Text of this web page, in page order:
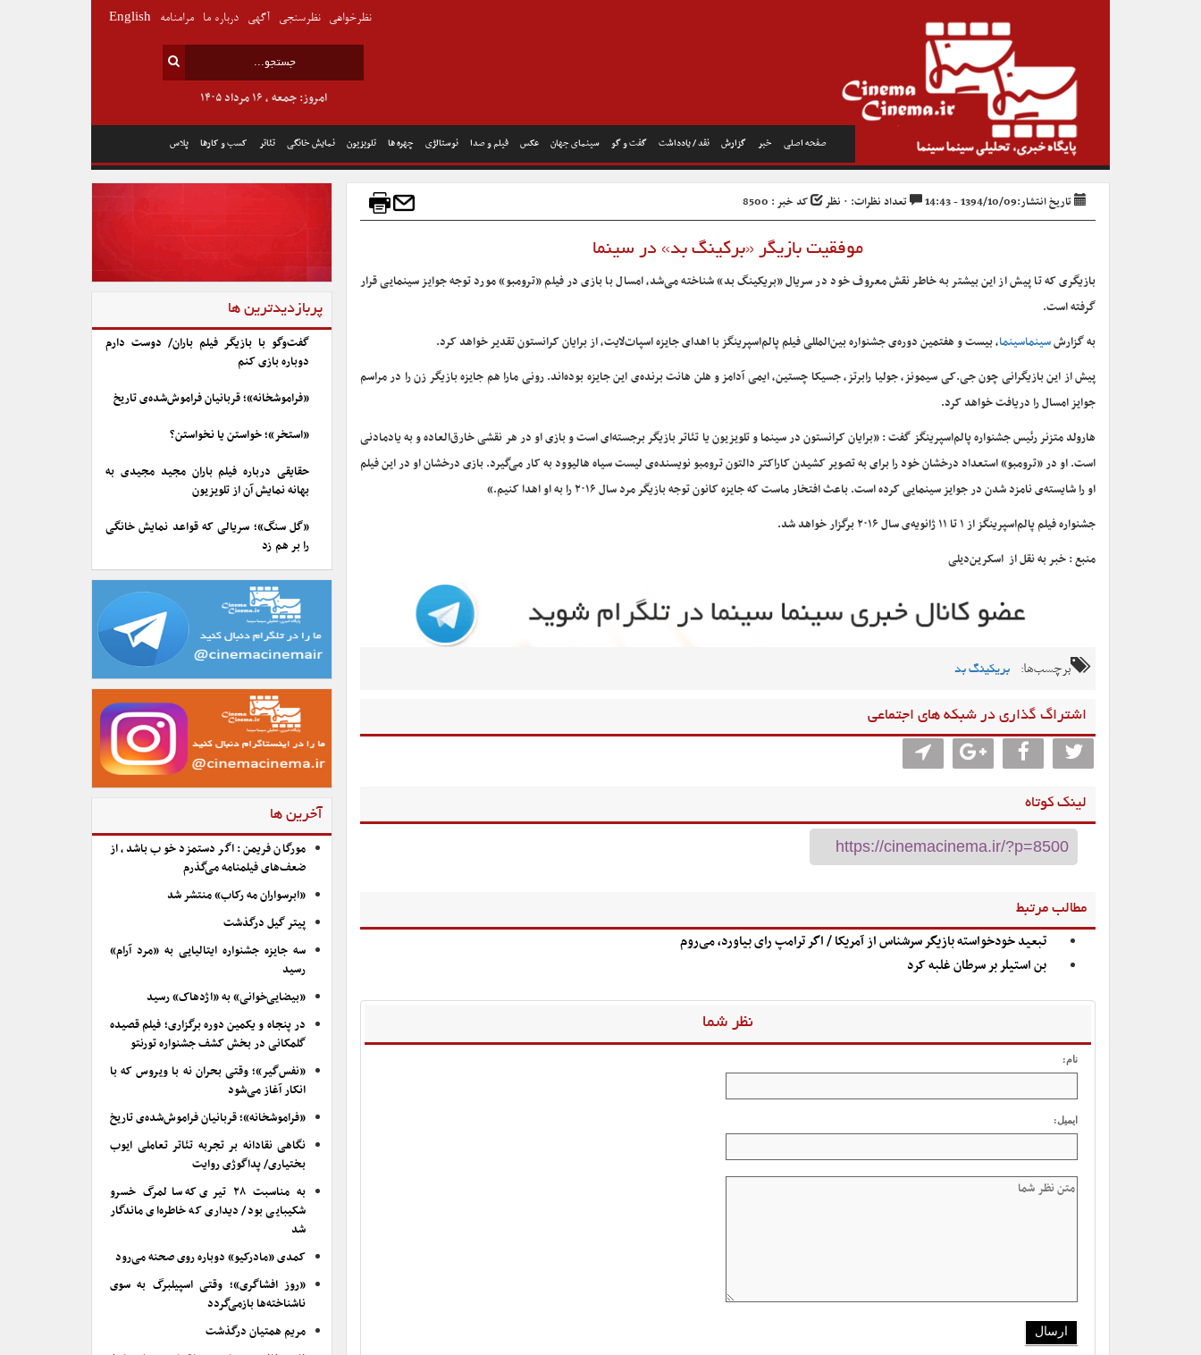
صفحه اصلی خبر گزارش نقد / یادداشت گفت و گو سینمای جهان عکس فیلم و صدا نوستالژی چهره ها تلویزیون نمایش خانگی تئاتر کسب و کارها پلاس
امروز: جمعه , ۱۶ مرداد ۱۴۰۵
نظرخواهی نظرسنجی آگهی درباره ما مرامنامه English
تاریخ انتشار:1394/10/09 - 14:43 تعداد نظرات: ۰ نظر کد خبر : 8500
موفقیت بازیگر «برکینگ بد» در سینما
بازیگری که تا پیش از این بیشتر به خاطر نقش معروف خود در سریال «بریکینگ بد» شناخته می‌شد، امسال با بازی در فیلم «ترومبو» مورد توجه جوایز سینمایی قرار
گرفته است.
به گزارشسینماسینما، بیست و هفتمین دوره‌ی جشنواره بین‌المللی فیلم پالم‌اسپرینگز با اهدای جایزه اسپات‌لایت، از برایان کرانستون تقدیر خواهد کرد.
پیش از این بازیگرانی چون جی.کی سیمونز، جولیا رابرتز، جسیکا چستین، ایمی آدامز و هلن هانت برنده‌ی این جایزه بوده‌اند. رونی مارا هم جایزه بازیگر زن را در مراسم
جوایز امسال را دریافت خواهد کرد.
هارولد متزنر رئیس جشنواره پالم‌اسپرینگز گفت : «برایان کرانستون در سینما و تلویزیون یا تئاتر بازیگر برجسته‌ای است و بازی او در هر نقشی خارق‌العاده و به یادمادنی
است. او در «ترومبو» استعداد درخشان خود را برای به تصویر کشیدن کاراکتر دالتون ترومبو نویسنده‌ی لیست سیاه هالیوود به کار می‌گیرد. بازی درخشان او در این فیلم
او را شایسته‌ی نامزد شدن در جوایز سینمایی کرده است. باعث افتخار ماست که جایزه کانون توجه بازیگر مرد سال ۲۰۱۶ را به او اهدا کنیم.»
جشنواره فیلم پالم‌اسپرینگز از ۱ تا ۱۱ ژانویه‌ی سال ۲۰۱۶ برگزار خواهد شد.
منبع : خبر به نقل از اسکرین‌دیلی
برچسب‌ها: بریکینگ بد
اشتراگ گذاری در شبکه های اجتماعی
لینک کوتاه
مطالب مرتبط
تبعید خودخواسته بازیگر سرشناس از آمریکا / اگر ترامپ رای بیاورد، می‌روم
بن استیلر بر سرطان غلبه کرد
نظر شما
نام:
ایمیل:
پربازدیدترین ها
گفت‌وگو با بازیگر فیلم باران/ دوست دارم
دوباره بازی کنم
«فراموشخانه»؛ قربانیان فراموش‌شده‌ی تاریخ
«استخر»؛ خواستن یا نخواستن؟
حقایقی درباره فیلم باران مجید مجیدی به
بهانه نمایش آن از تلویزیون
«گل سنگ»؛ سریالی که قواعد نمایش خانگی
را بر هم زد
آخرین ها
مورگان فریمن: اگر دستمزد خوب باشد، از
ضعف‌های فیلمنامه می‌گذرم
«ابرسواران مه رکاب» منتشر شد
پیتر گیل درگذشت
سه جایزه جشنواره ایتالیایی به «مرد آرام»
رسید
«بیضایی‌خوانی» به «اژدهاک» رسید
در پنجاه و یکمین دوره برگزاری؛ فیلم قصیده
گلمکانی در بخش کشف جشنواره تورنتو
«نفس‌گیر»؛ وقتی بحران نه با ویروس که با
انکار آغاز می‌شود
«فراموشخانه»؛ قربانیان فراموش‌شده‌ی تاریخ
نگاهی نقادانه بر تجربه تئاتر تعاملی ایوب
بختیاری/ پداگوژی روایت
به مناسبت ۲۸ تیری که سالمرگ خسرو
شکیبایی بود/ دیداری که خاطره‌ای ماندگار
شد
کمدی «مادرکیو» دوباره روی صحنه می‌رود
«روز افشاگری»؛ وقتی اسپیلبرگ به سوی
ناشناخته‌ها بازمی‌گردد
مریم همتیان درگذشت